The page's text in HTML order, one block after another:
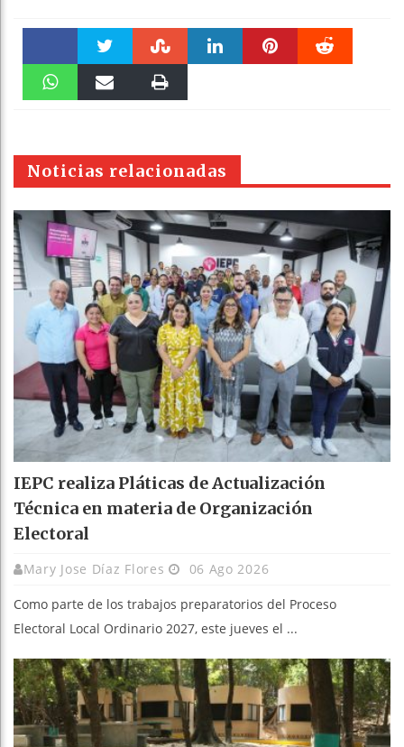
Faceboo Twitter Stumble
pt
Noticias relacionadas
IEPC realiza Pláticas de Actualización
Técnica en materia de Organización
Electoral
Mary Jose Díaz Flores 06 Ago 2026
Como parte de los trabajos preparatorios del Proceso
Electoral Local Ordinario 2027, este jueves el ...